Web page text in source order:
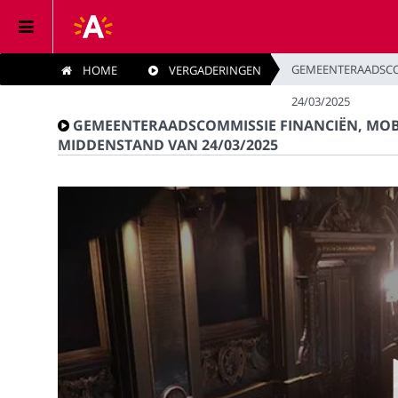
Home
Vergaderingen
Categorieën
HOME VERGADERINGEN
24/03/2025
GEMEENTERAADSCOMMISSIE FINANCIËN,
MIDDENSTAND VAN 24/03/2025